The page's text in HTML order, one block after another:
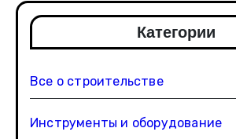
Категории
Все о строительстве
Инструменты и оборудование